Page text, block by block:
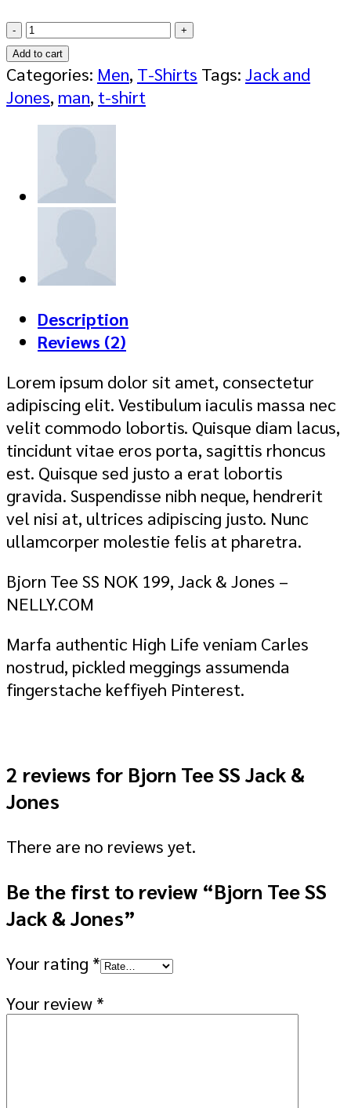
Bjorn
Tee
SS
Jack
Jones
quantity
Add to cart
Categories: Men, T-Shirts Tags: Jack and
Jones, man, t-shirt
Description
Reviews (2)
Lorem ipsum dolor sit amet, consectetur
adipiscing elit. Vestibulum iaculis massa nec
velit commodo lobortis. Quisque diam lacus,
tincidunt vitae eros porta, sagittis rhoncus
est. Quisque sed justo a erat lobortis
gravida. Suspendisse nibh neque, hendrerit
vel nisi at, ultrices adipiscing justo. Nunc
ullamcorper molestie felis at pharetra.
Bjorn Tee SS NOK 199, Jack & Jones –
NELLY.COM
Marfa authentic High Life veniam Carles
nostrud, pickled meggings assumenda
fingerstache keffiyeh Pinterest.
2 reviews for Bjorn Tee SS Jack &
Jones
There are no reviews yet.
Be the first to review “Bjorn Tee SS
Jack & Jones”
Your rating *
Your review *